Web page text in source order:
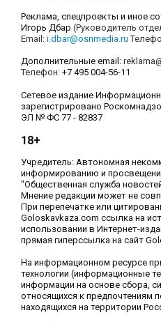
Реклама, спецпроекты и иное
Игорь Дбар (Руководитель
Email: i.dbar@osnmedia.ru
Дополнительные email:
Телефон: +7 495 004-56-11
Сетевое издание
зарегистрировано
ЭЛ № ФС 77 - 82837
18+
Учредитель: Автономная
информированию и
"Общественная служба
Мнение редакции может не
При перепечатке или
Goloskavkaza.com ссылка на
использовании в Интернет-
прямая гиперссылка на сайт
На информационном ресурсе
технологии (информационные
информации на основе сбора,
относящихся к предпочтениям
находящихся на территории